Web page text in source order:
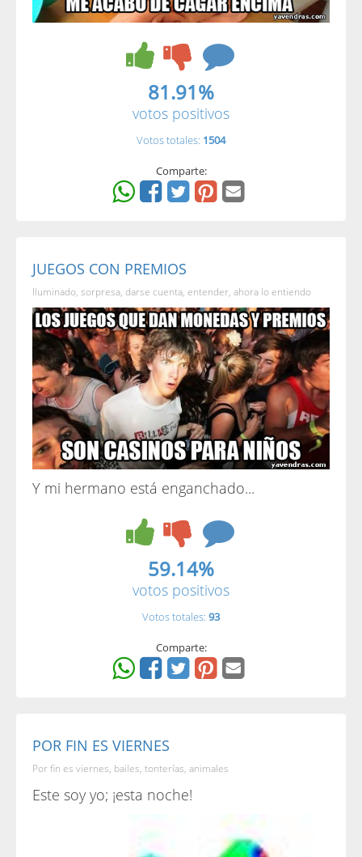
81.91%
votos positivos
Votos totales: 1504
Comparte:
JUEGOS CON PREMIOS
Iluminado, sorpresa, darse cuenta, entender, ahora lo entiendo
Y mi hermano está enganchado...
59.14%
votos positivos
Votos totales: 93
Comparte:
POR FIN ES VIERNES
Por fin es viernes, bailes, tonterías, animales
Este soy yo; ¡esta noche!